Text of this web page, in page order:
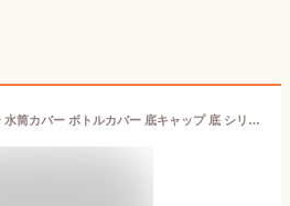
送料無料 水筒底カバー 水筒カバー ボトルカバー 底キャップ 底 シリコン カバー 水筒用パーツ 滑り止め 汚れ キズ 傷 防止 予防 保護カバー 単色 シンプル タンブラー マグボトル 傷予防 7.5cm 9cm